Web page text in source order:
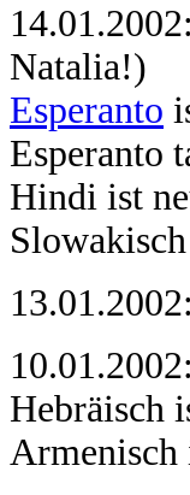
Natalia!)
Esperanto
Esperanto
Hindi ist
Hebräisch
Armenisch